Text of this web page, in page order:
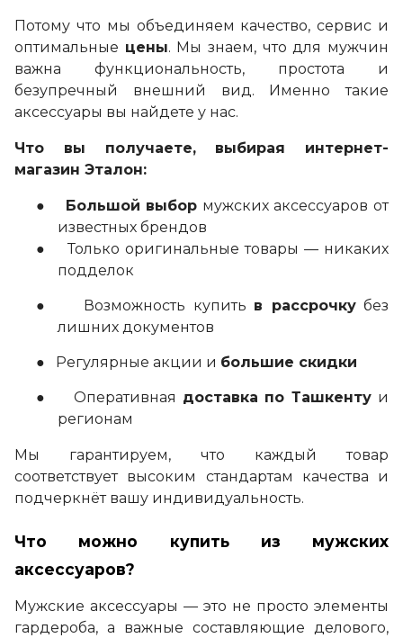
Потому что мы объединяем качество, сервис и
оптимальные цены. Мы знаем, что для мужчин
важна функциональность, простота и
безупречный внешний вид. Именно такие
аксессуары вы найдете у нас.
Что вы получаете, выбирая интернет-
магазин Эталон:
● Большой выбор мужских аксессуаров от
известных брендов
●
Только оригинальные товары — никаких
подделок
● Возможность купить в рассрочкубез
лишних документов
● Регулярные акции и большие скидки
● Оперативная доставка по Ташкенту и
регионам
Мы гарантируем, что каждый товар
соответствует высоким стандартам качества и
подчеркнёт вашу индивидуальность.
Что можно купить из мужских
аксессуаров?
Мужские аксессуары — это не просто элементы
гардероба, а важные составляющие делового,